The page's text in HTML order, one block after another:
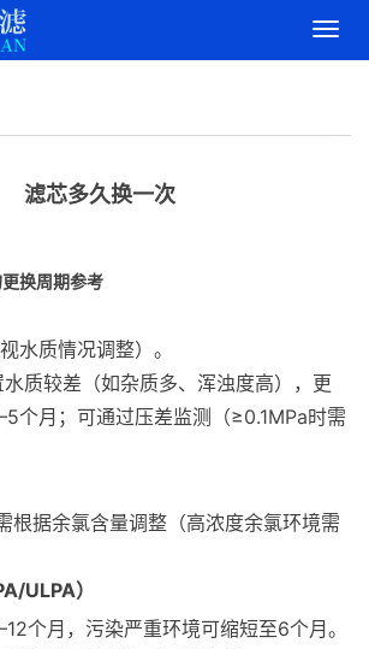
导
滤芯多久换一次
换周期参考
水质情况调整）。
水质较差（如杂质多、浑浊度高），更
个月；可通过压差监测（≥0.1MPa时需
根据余氯含量调整（高浓度余氯环境需
ULPA）
个月，污染严重环境可缩短至6个月。